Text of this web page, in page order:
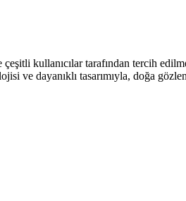
kullanıcılar tarafından tercih
ve dayanıklı tasarımıyla, doğa